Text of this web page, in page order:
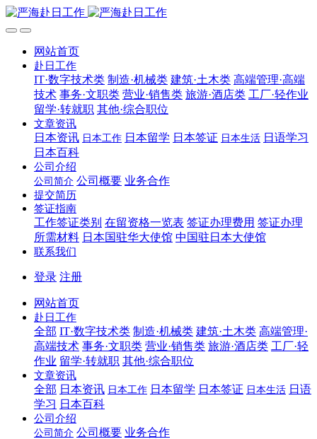
网站首页
赴日工作
IT·数字技术类 制造·机械类 建筑·土木类 高端管理·高端
技术 事务·文职类 营业·销售类 旅游·酒店类 工厂·轻作业
留学·转就职 其他·综合职位
文章资讯
日本资讯 日本工作 日本留学 日本签证 日本生活 日语学习
日本百科
公司介绍
公司简介 公司概要 业务合作
提交简历
签证指南
工作签证类别 在留资格一览表 签证办理费用 签证办理
所需材料 日本国驻华大使馆 中国驻日本大使馆
联系我们
登录 注册
网站首页
赴日工作
全部 IT·数字技术类 制造·机械类 建筑·土木类 高端管理·
高端技术 事务·文职类 营业·销售类 旅游·酒店类 工厂·轻
作业 留学·转就职 其他·综合职位
文章资讯
全部 日本资讯 日本工作 日本留学 日本签证 日本生活 日语
学习 日本百科
公司介绍
公司简介 公司概要 业务合作